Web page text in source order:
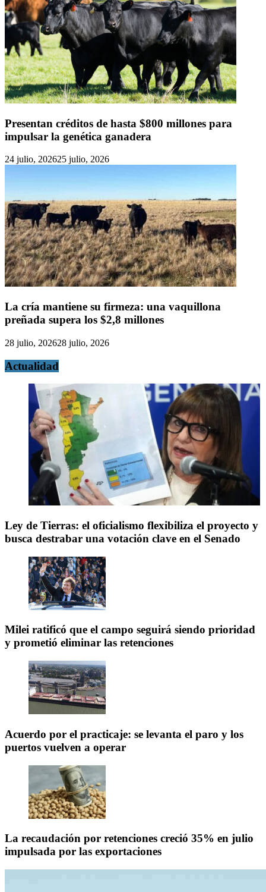
Presentan créditos de hasta $800 millones para
impulsar la genética ganadera
24 julio, 202625 julio, 2026
La cría mantiene su firmeza: una vaquillona
preñada supera los $2,8 millones
28 julio, 202628 julio, 2026
Actualidad
Ley de Tierras: el oficialismo flexibiliza el proyecto y
busca destrabar una votación clave en el Senado
Milei ratificó que el campo seguirá siendo prioridad
y prometió eliminar las retenciones
Acuerdo por el practicaje: se levanta el paro y los
puertos vuelven a operar
La recaudación por retenciones creció 35% en julio
impulsada por las exportaciones